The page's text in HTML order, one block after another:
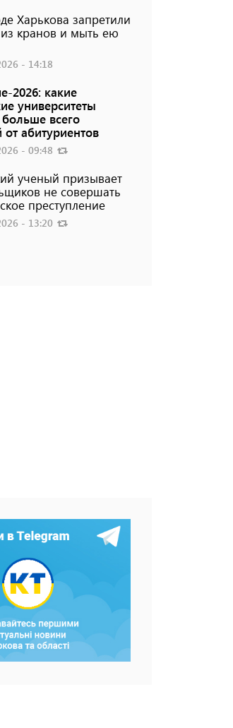
Харькова запретили
кранов и мыть ею
- 14:18
2026: какие
университеты
всего
от абитуриентов
- 09:48
ученый призывает
не совершать
преступление
- 13:20